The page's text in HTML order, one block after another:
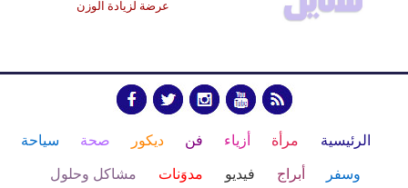
عرضة لزيادة الوزن
الرئيسية مرأة أزياء فن ديكور صحة سياحة
وسفر أبراج فيديو مدوَنات مشاكل وحلول